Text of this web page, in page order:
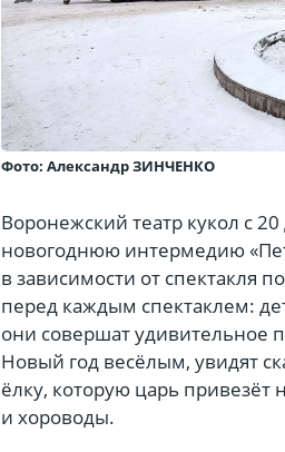
Фото: Александр ЗИНЧЕНКО
Воронежский театр кукол с
новогоднюю интермедию
в зависимости от спектакля
перед каждым спектаклем:
они совершат удивительное
Новый год весёлым, увидят
ёлку, которую царь привезёт
и хороводы.